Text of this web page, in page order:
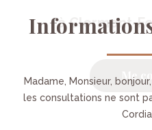
à Clermont-
Me
Madame, Monsieur,
les consultations ne sont